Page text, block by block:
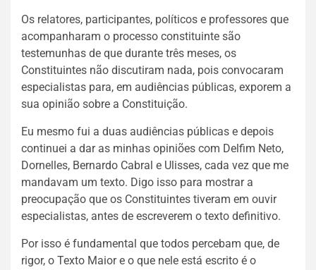
Os relatores, participantes, políticos e professores que
acompanharam o processo constituinte são
testemunhas de que durante três meses, os
Constituintes não discutiram nada, pois convocaram
especialistas para, em audiências públicas, exporem a
sua opinião sobre a Constituição.
Eu mesmo fui a duas audiências públicas e depois
continuei a dar as minhas opiniões com Delfim Neto,
Dornelles, Bernardo Cabral e Ulisses, cada vez que me
mandavam um texto. Digo isso para mostrar a
preocupação que os Constituintes tiveram em ouvir
especialistas, antes de escreverem o texto definitivo.
Por isso é fundamental que todos percebam que, de
rigor, o Texto Maior e o que nele está escrito é o